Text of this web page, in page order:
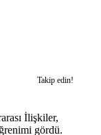
Takip edin!
İlişkiler,
gördü.